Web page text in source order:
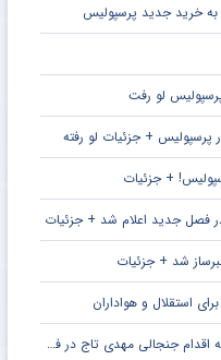
به خرید جدید پرسپولیس
لو رفت
پرسپولیس + جزئیات لو رفته
+ جزئیات
فصل جدید اعلام شد + جزئیات
شد + جزئیات
استقلال و هواداران
مهدی تاج در فدراسیون فوتبال